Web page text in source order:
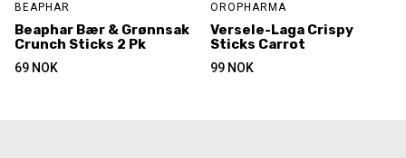
BEAPHAR
Beaphar Bær & Grønnsak
Crunch Sticks 2 Pk
69 NOK
OROPHARMA
Versele-Laga Crispy
Sticks Carrot
99 NOK